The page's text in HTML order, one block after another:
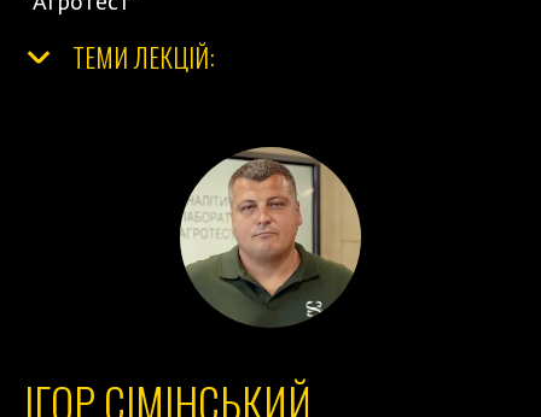
ТЕМИ ЛЕКЦІЙ:
ІГОР СІМІНСЬКИЙ